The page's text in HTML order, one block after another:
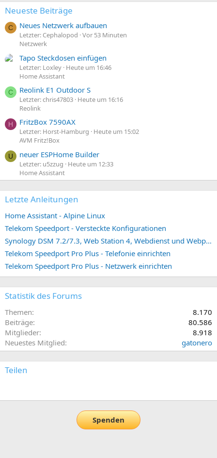
Neueste Beiträge
C Neues Netzwerk aufbauen
Letzter: Cephalopod Vor 53 Minuten
Netzwerk
Tapo Steckdosen einfügen
Letzter: Loxley Heute um 16:46
Home Assistant
C Reolink E1 Outdoor S
Letzter: chris47803 Heute um 16:16
Reolink
H FritzBox 7590AX
Letzter: Horst-Hamburg
Heute um 15:02
AVM Fritz!Box
U neuer ESPHome Builder
Letzter: u5zzug
Heute um 12:33
Home Assistant
Letzte Anleitungen
Home Assistant - Alpine Linux
Telekom Speedport - Versteckte Konfigurationen
Synology DSM 7.2/7.3, Web Station 4, Webdienst und Webportal erstellen (ehemals vHost)
Telekom Speedport Pro Plus - Telefonie einrichten
Telekom Speedport Pro Plus - Netzwerk einrichten
Statistik des Forums
Themen
8.170
Beiträge
80.586
Mitglieder
8.918
Neuestes Mitglied
gatonero
Teilen
Spenden